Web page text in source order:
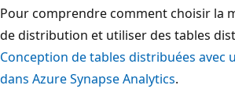
Pour comprendre comment choisir la
de distribution et utiliser des tables
Conception de tables distribuées avec
dans Azure Synapse Analytics.